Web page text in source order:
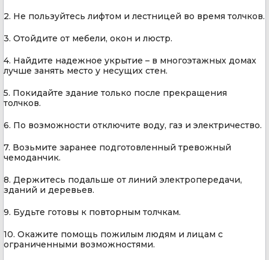
2. Не пользуйтесь лифтом и лестницей во время толчков.
3. Отойдите от мебели, окон и люстр.
4. Найдите надежное укрытие – в многоэтажных домах
лучше занять место у несущих стен.
5. Покидайте здание только после прекращения
толчков.
6. По возможности отключите воду, газ и электричество.
7. Возьмите заранее подготовленный тревожный
чемоданчик.
8. Держитесь подальше от линий электропередачи,
зданий и деревьев.
9. Будьте готовы к повторным толчкам.
10. Окажите помощь пожилым людям и лицам с
ограниченными возможностями.